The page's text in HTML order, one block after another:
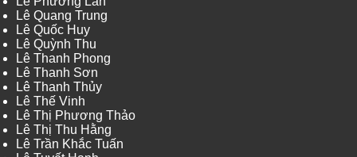
Lê Quang Trung
Lê Quốc Huy
Lê Quỳnh Thu
Lê Thanh Phong
Lê Thanh Sơn
Lê Thanh Thủy
Lê Thế Vinh
Lê Thị Phương Thảo
Lê Thị Thu Hằng
Lê Trần Khắc Tuấn